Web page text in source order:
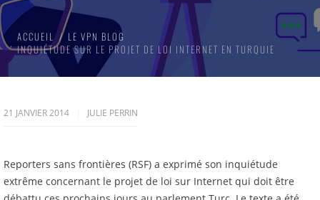
ACCUEIL
LE VPN BLOG
INQUIÉTUDE SUR LE PROJET DE LOI INTERNET EN TURQUIE
21 JANVIER 2014 JULIE PERRIN
Reporters sans frontières (RSF) a exprimé son inquiétude
extrême concernant le projet de loi sur Internet qui doit être